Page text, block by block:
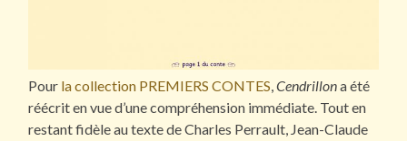
Pour la collection PREMIERS CONTES,Cendrillona été
réécrit en vue d’une compréhension immédiate. Tout en
restant fidèle au texte de Charles Perrault, Jean-Claude